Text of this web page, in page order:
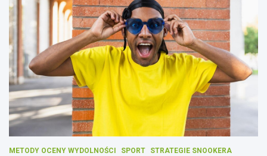
METODY OCENY WYDOLNOŚCI SPORT
STRATEGIE SNOOKERA